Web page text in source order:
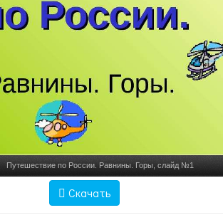
Путешествие по России. Равнины. Горы, слайд №1
Скачать